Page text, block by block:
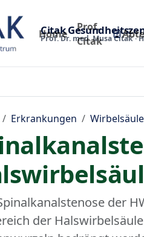
Citak
Prof. Dr. med. Musa Citak ·
Home
Prof.
Citak
Erkrankungen Wirbelsäule
der
der